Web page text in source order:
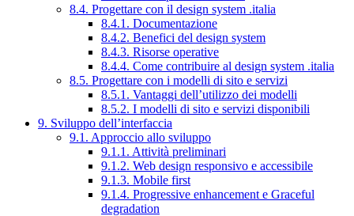
8.4. Progettare con il design system .italia
8.4.1. Documentazione
8.4.2. Benefici del design system
8.4.3. Risorse operative
8.4.4. Come contribuire al design system .italia
8.5. Progettare con i modelli di sito e servizi
8.5.1. Vantaggi dell’utilizzo dei modelli
8.5.2. I modelli di sito e servizi disponibili
9. Sviluppo dell’interfaccia
9.1. Approccio allo sviluppo
9.1.1. Attività preliminari
9.1.2. Web design responsivo e accessibile
9.1.3. Mobile first
9.1.4. Progressive enhancement e Graceful
degradation